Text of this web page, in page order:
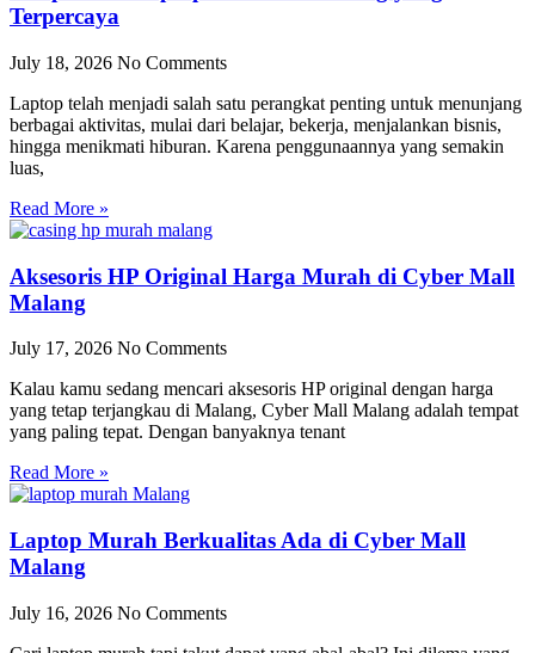
Terpercaya
July 18, 2026 No Comments
Laptop telah menjadi salah satu perangkat penting untuk menunjang
berbagai aktivitas, mulai dari belajar, bekerja, menjalankan bisnis,
hingga menikmati hiburan. Karena penggunaannya yang semakin
luas,
Read More »
Aksesoris HP Original Harga Murah di Cyber Mall
Malang
July 17, 2026 No Comments
Kalau kamu sedang mencari aksesoris HP original dengan harga
yang tetap terjangkau di Malang, Cyber Mall Malang adalah tempat
yang paling tepat. Dengan banyaknya tenant
Read More »
Laptop Murah Berkualitas Ada di Cyber Mall
Malang
July 16, 2026 No Comments